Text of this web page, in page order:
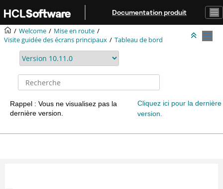
Aller au contenu principal
Documentation produit
Welcome
Mise en route
Visite guidée des écrans principaux
Tableau de bord
Rappel : Vous ne visualisez pas la
dernière version.
Cliquez ici pour la dernière
version.